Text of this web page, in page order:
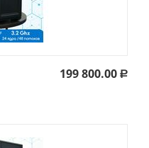
199 800.00 Р